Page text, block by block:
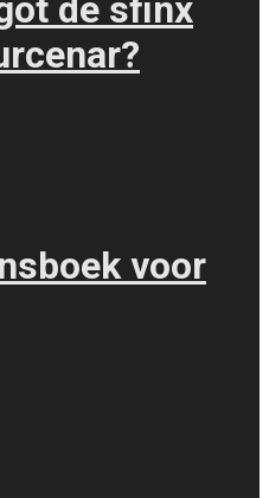
de sfinx
voor